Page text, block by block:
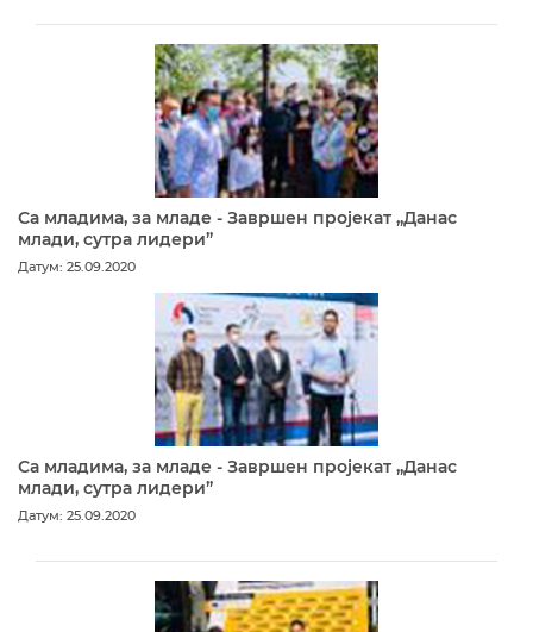
Са младима, за младе - Завршен пројекат „Данас
млади, сутра лидери”
Датум: 25.09.2020
Са младима, за младе - Завршен пројекат „Данас
млади, сутра лидери”
Датум: 25.09.2020